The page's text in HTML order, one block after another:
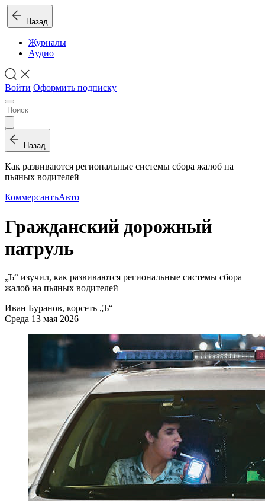
Назад
Журналы
Аудио
Войти Оформить подписку
Назад
Как развиваются региональные системы сбора жалоб на
пьяных водителей
КоммерсантъАвто
Гражданский дорожный
патруль
„Ъ“ изучил, как развиваются региональные системы сбора
жалоб на пьяных водителей
Иван Буранов, корсеть „Ъ“
Среда 13 мая 2026